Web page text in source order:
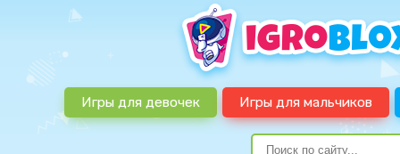
Игры для девочек Игры для мальчиков